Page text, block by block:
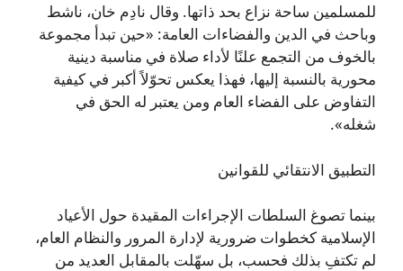
للمسلمين ساحة نزاع بحد ذاتها. وقال نادِم خان، ناشط
وباحث في الدين والفضاءات العامة: «حين تبدأ مجموعة
بالخوف من التجمع علنًا لأداء صلاة في مناسبة دينية
محورية بالنسبة إليها، فهذا يعكس تحوّلاً أكبر في كيفية
التفاوض على الفضاء العام ومن يعتبر له الحق في
شغله».
التطبيق الانتقائي للقوانين
بينما تصوغ السلطات الإجراءات المقيدة حول الأعياد
الإسلامية كخطوات ضرورية لإدارة المرور والنظام العام،
لم تكتفِ بذلك فحسب، بل سهّلت بالمقابل العديد من